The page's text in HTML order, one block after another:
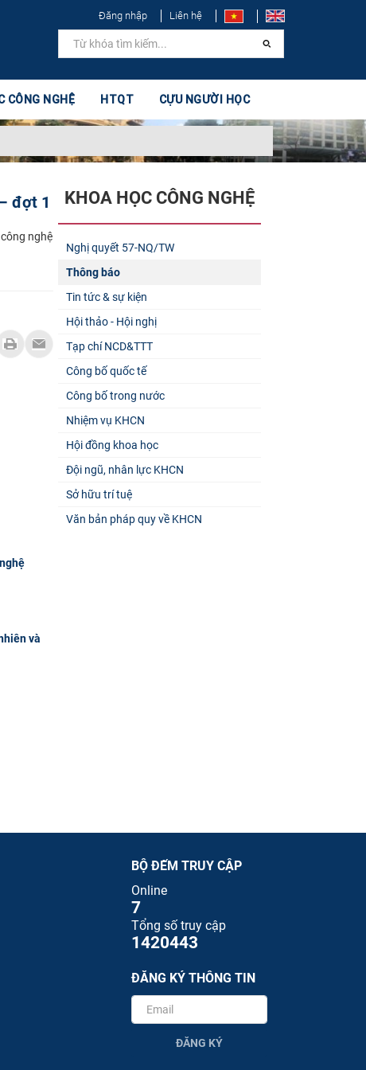
Đăng nhập Liên hệ
CÔNG NGHỆ HTQT CỰU NGƯỜI HỌC
đợt 1
nghệ
và
KHOA HỌC CÔNG NGHỆ
Nghị quyết 57-NQ/TW
Thông báo
Tin tức & sự kiện
Hội thảo - Hội nghị
Tạp chí NCD&TTT
Công bố quốc tế
Công bố trong nước
Nhiệm vụ KHCN
Hội đồng khoa học
Đội ngũ, nhân lực KHCN
Sở hữu trí tuệ
Văn bản pháp quy về KHCN
BỘ ĐẾM TRUY CẬP
Online
7
Tổng số truy cập
1420443
ĐĂNG KÝ THÔNG TIN
ĐĂNG KÝ